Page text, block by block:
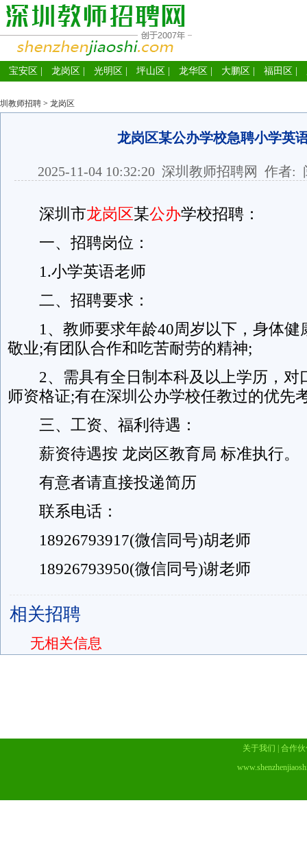
宝安区 龙岗区 光明区 坪山区 龙华区 大鹏区 福田区
圳教师招聘 > 龙岗区
龙岗区某公办学校急聘小学英
2025-11-04 10:32:20 深圳教师招聘网 作者:
深圳市龙岗区某公办学校招聘：
一、招聘岗位：
1.小学英语老师
二、招聘要求：
1、教师要求年龄40周岁以下，身体健
敬业;有团队合作和吃苦耐劳的精神;
2、需具有全日制本科及以上学历，对
师资格证;有在深圳公办学校任教过的优先
三、工资、福利待遇：
薪资待遇按 龙岗区教育局 标准执行。
有意者请直接投递简历
联系电话：
18926793917(微信同号)胡老师
18926793950(微信同号)谢老师
相关招聘
无相关信息
关于我们
合作